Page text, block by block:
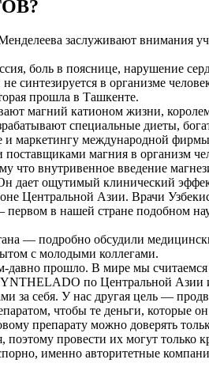
заслуживают внимания
боль в пояснице, нарушение
синтезируется в организме
прошла в Ташкенте.
магний катионом жизни,
специальные диеты,
маркетингу международной
магния в организм
что внутривенное введение
дает ощутимый клинический
Центральной Азии. Врачи
в нашей стране подобном
— подробно обсудили
с молодыми коллегами.
прошло. В мире мы
по Центральной
за себя. У нас другая цель —
чтобы те деньги, которые
препарату можно доверять
поэтому провести их могут
именно авторитетные